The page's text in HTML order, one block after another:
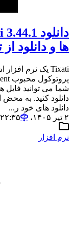
ها و دانلود
شما می توانید فایل
دانلود کنید. به محض
دانلود های خود ر...
۲ تیر ۱۴۰۵،‏ ۲۲:۳۵
نرم افزار